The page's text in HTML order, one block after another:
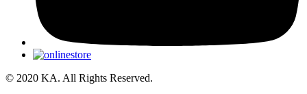
© 2020 KA. All Rights Reserved.